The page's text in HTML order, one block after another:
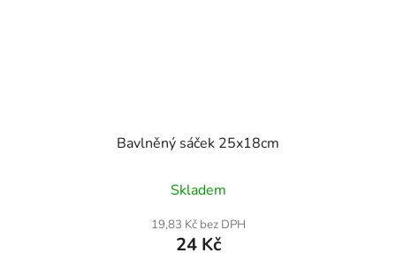
Bavlněný sáček 25x18cm
Skladem
19,83 Kč bez DPH
24 Kč